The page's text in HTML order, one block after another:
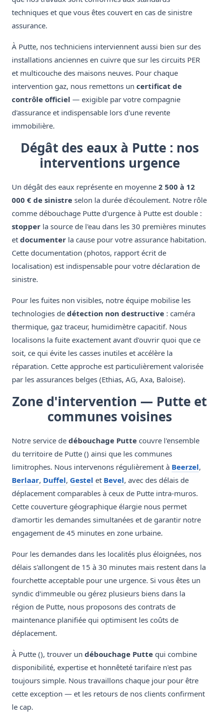
techniques et que vous êtes couvert en cas de sinistre
assurance.
À Putte, nos techniciens interviennent aussi bien sur des
installations anciennes en cuivre que sur les circuits PER
et multicouche des maisons neuves. Pour chaque
intervention gaz, nous remettons un certificat de
contrôle officiel — exigible par votre compagnie
d'assurance et indispensable lors d'une revente
immobilière.
Dégât des eaux à Putte : nos
interventions urgence
Un dégât des eaux représente en moyenne 2 500 à 12
000 € de sinistre selon la durée d'écoulement. Notre rôle
comme débouchage Putte d'urgence à Putte est double :
stopper la source de l'eau dans les 30 premières minutes
et documenter la cause pour votre assurance habitation.
Cette documentation (photos, rapport écrit de
localisation) est indispensable pour votre déclaration de
sinistre.
Pour les fuites non visibles, notre équipe mobilise les
technologies de détection non destructive : caméra
thermique, gaz traceur, humidimètre capacitif. Nous
localisons la fuite exactement avant d'ouvrir quoi que ce
soit, ce qui évite les casses inutiles et accélère la
réparation. Cette approche est particulièrement valorisée
par les assurances belges (Ethias, AG, Axa, Baloise).
Zone d'intervention — Putte et
communes voisines
Notre service de débouchage Putte couvre l'ensemble
du territoire de Putte () ainsi que les communes
limitrophes. Nous intervenons régulièrement à Beerzel,
Berlaar, Duffel, Gestel et Bevel, avec des délais de
déplacement comparables à ceux de Putte intra-muros.
Cette couverture géographique élargie nous permet
d'amortir les demandes simultanées et de garantir notre
engagement de 45 minutes en zone urbaine.
Pour les demandes dans les localités plus éloignées, nos
délais s'allongent de 15 à 30 minutes mais restent dans la
fourchette acceptable pour une urgence. Si vous êtes un
syndic d'immeuble ou gérez plusieurs biens dans la
région de Putte, nous proposons des contrats de
maintenance planifiée qui optimisent les coûts de
déplacement.
À Putte (), trouver un débouchage Putte qui combine
disponibilité, expertise et honnêteté tarifaire n'est pas
toujours simple. Nous travaillons chaque jour pour être
cette exception — et les retours de nos clients confirment
le cap.